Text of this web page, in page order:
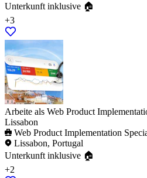
Unterkunft inklusive 🏠
+3
Arbeite als Web Product
Lissabon
Web Product Implementation
Lissabon, Portugal
Unterkunft inklusive 🏠
+2